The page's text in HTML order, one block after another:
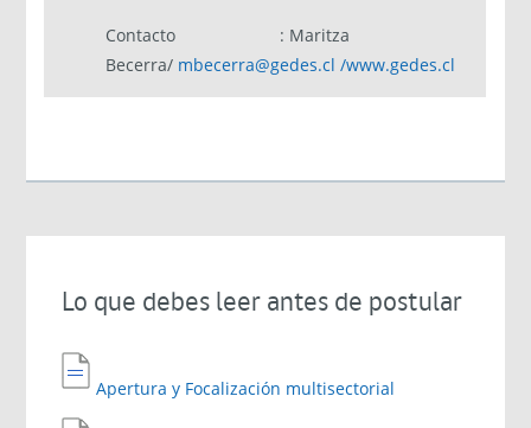
Contacto : Maritza
Becerra/ mbecerra@gedes.cl /www.gedes.cl
Lo que debes leer antes de postular
Apertura y Focalización multisectorial